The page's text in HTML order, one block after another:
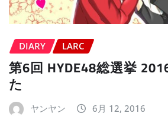
DIARY LARC
第6回 HYDE48総選挙
た
ヤンヤン 6月 12, 2016